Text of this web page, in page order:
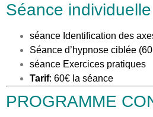
Séance individuelle
séance Identification des
Séance d’hypnose ciblée
séance Exercices pratiques
Tarif: 60€ la séance
PROGRAMME